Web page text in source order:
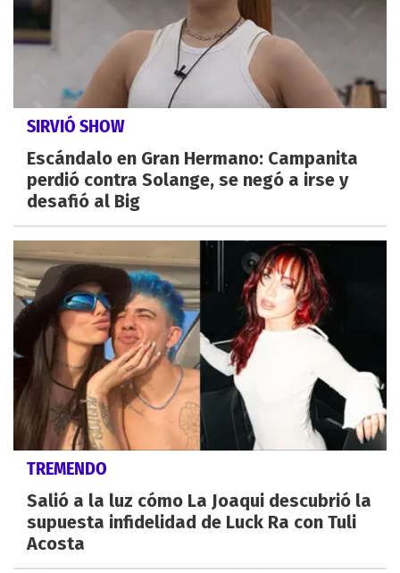
SIRVIÓ SHOW
Escándalo en Gran Hermano: Campanita
perdió contra Solange, se negó a irse y
desafió al Big
TREMENDO
Salió a la luz cómo La Joaqui descubrió la
supuesta infidelidad de Luck Ra con Tuli
Acosta